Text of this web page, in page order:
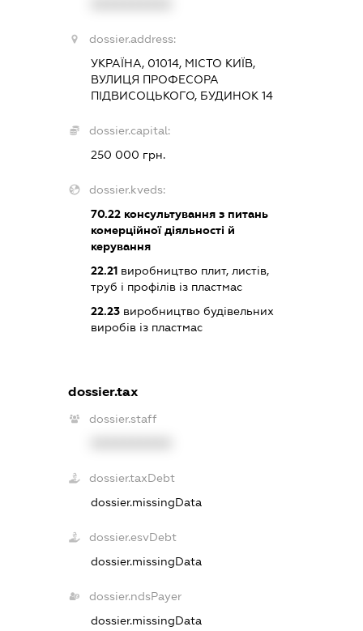
dossier.address:
УКРАЇНА, 01014, МІСТО КИЇВ,
ВУЛИЦЯ ПРОФЕСОРА
ПІДВИСОЦЬКОГО, БУДИНОК 14
dossier.capital:
250 000 грн.
dossier.kveds:
70.22консультування з питань
комерційної діяльності й
керування
22.21виробництво плит, листів,
труб і профілів із пластмас
22.23виробництво будівельних
виробів із пластмас
dossier.tax
dossier.staff
dossier.taxDebt
dossier.missingData
dossier.esvDebt
dossier.missingData
dossier.ndsPayer
dossier.missingData